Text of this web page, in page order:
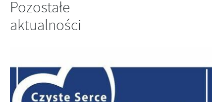
Pozostałe
aktualności